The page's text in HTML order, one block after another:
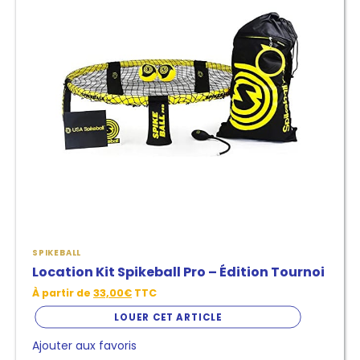
SPIKEBALL
Location Kit Spikeball Pro – Édition Tournoi
À partir de 33,00€ TTC
LOUER CET ARTICLE
peuvent
choisies
Ajouter aux favoris